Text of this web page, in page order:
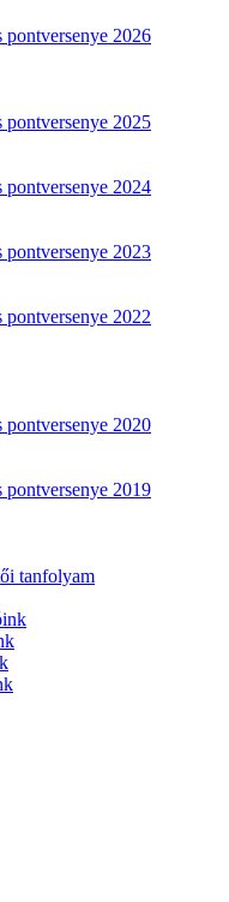
2026
2025
2024
2023
2022
2020
2019
tanfolyam